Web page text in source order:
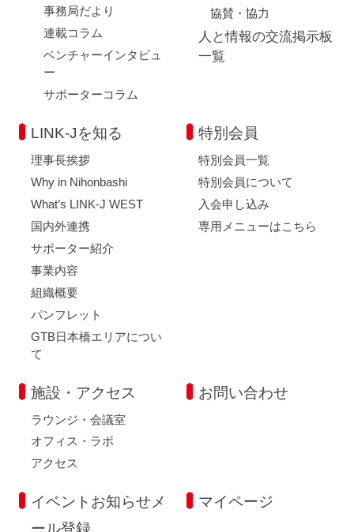
事務局だより
連載コラム
ベンチャーインタビュ
ー
サポーターコラム
協賛・協力
人と情報の交流掲示板
一覧
LINK-Jを知る
理事長挨拶
Why in Nihonbashi
What’s LINK-J WEST
国内外連携
サポーター紹介
事業内容
組織概要
パンフレット
GTB日本橋エリアについ
て
特別会員
特別会員一覧
特別会員について
入会申し込み
専用メニューはこちら
施設・アクセス
ラウンジ・会議室
オフィス・ラボ
アクセス
お問い合わせ
イベントお知らせメ
マイページ